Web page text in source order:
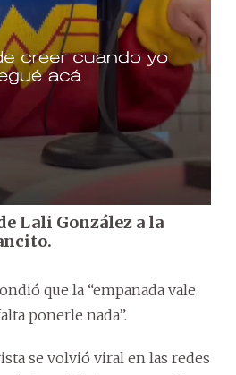
Lali González a la
que la “empanada vale
ponerle nada”.
se volvió viral en las redes